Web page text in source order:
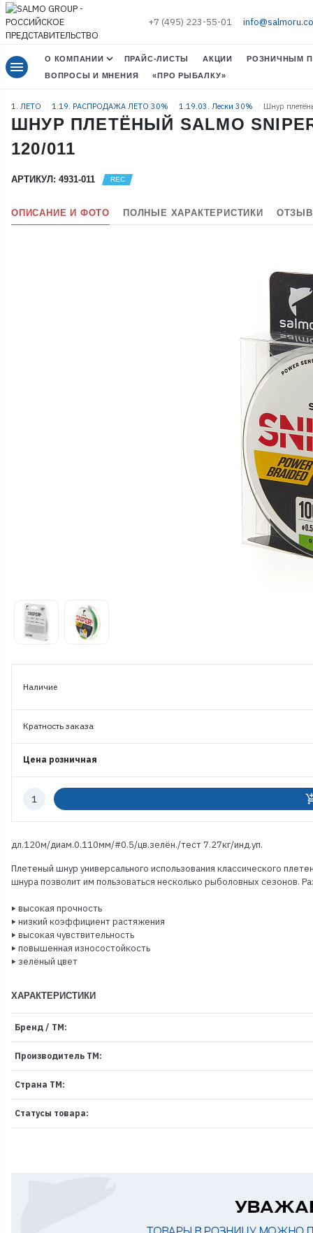
+7 (495) 223-55-01
menu О КОМПАНИИ ПРАЙС-ЛИСТЫ АКЦИИ
РОЗНИЧНЫМ
ВОПРОСЫ И МНЕНИЯ
«ПРО РЫБАЛКУ»
1. ЛЕТО 1.19. РАСПРОДАЖА ЛЕТО 30% 1.19.03. Лески 30% Шнур
ШНУР ПЛЕТЁНЫЙ SALMO SNIPER
120/011
АРТИКУЛ: 4931-011
ОПИСАНИЕ И ФОТО ПОЛНЫЕ ХАРАКТЕРИСТИКИ
Наличие
Кратность заказа
Цена розничная
Количество
дл.120м/диам.0.110мм/#0.5/цв.зелён./тест 7.27кг/инд.уп.
Плетеный шнур универсального использования классического
шнура позволит им пользоваться несколько рыболовных сезонов.
‣ высокая прочность
‣ низкий коэффициент растяжения
‣ высокая чувствительность
‣ повышенная износостойкость
‣ зелёный цвет
ХАРАКТЕРИСТИКИ
Бренд / ТМ:
Производитель ТМ:
Страна ТМ:
Статусы товара: